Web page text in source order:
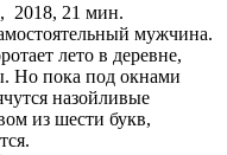
2018, 21 мин.
мужчина.
лето в деревне,
Но пока под окнами
назойливые
из шести букв,